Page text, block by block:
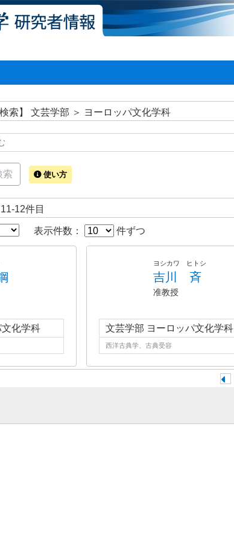
検索】 文芸学部 ＞ ヨーロッパ文化学科
索 使い方
12件目
表示件数： 件ずつ
化学科
ヨシカワ ヒトシ
吉川 斉
准教授
文芸学部 ヨーロッパ文化学科
西洋古典学、古典受容